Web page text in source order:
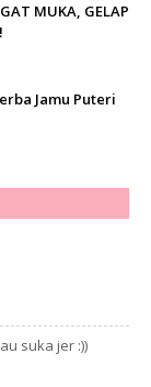
MUKA, GELAP
Jamu Puteri
suka jer :))